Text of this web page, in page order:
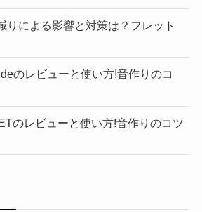
りによる影響と対策は？フレット
のレビューと使い方!音作りのコ
のレビューと使い方!音作りのコツ